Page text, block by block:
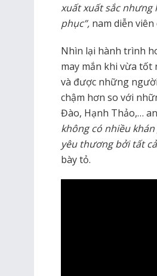
xuất xuất sắc nhưng
phục”, nam diễn viên
Nhìn lại hành trình
may mắn khi vừa tốt
và được những
chậm hơn so với
Đào, Hạnh Thảo,…
không có nhiều
yêu thương bởi tất
bày tỏ.